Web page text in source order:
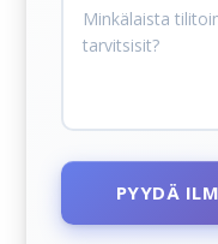
PYYDÄ